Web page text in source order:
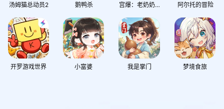
汤姆猫总动员2 鹅鸭杀 宫爆：老奶奶家族篇 阿尔托的冒险
开罗游戏世界 小富婆 我是掌门 梦境食旅